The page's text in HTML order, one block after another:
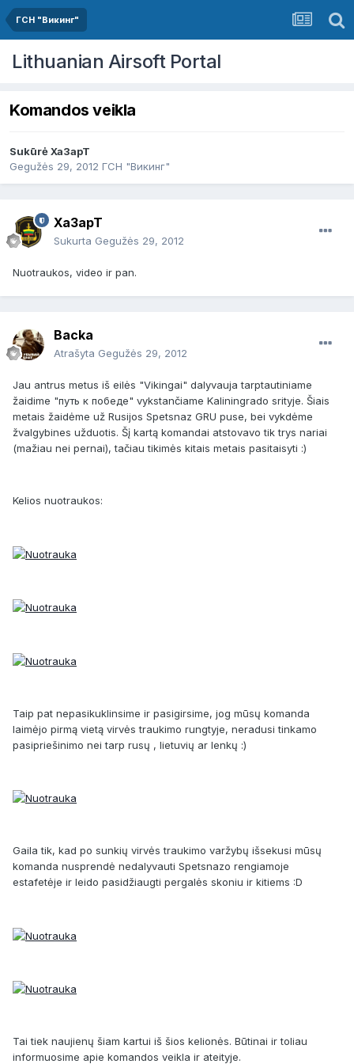
ГСН "Викинг"
Lithuanian Airsoft Portal
Komandos veikla
SukūrėXa3apT
Gegužės 29, 2012 ГСН "Викинг"
Xa3apT
Sukurta Gegužės 29, 2012
Nuotraukos, video ir pan.
Backa
Atrašyta Gegužės 29, 2012
Jau antrus metus iš eilės "Vikingai" dalyvauja tarptautiniame
žaidime "путь к победе" vykstančiame Kaliningrado srityje. Šiais
metais žaidėme už Rusijos Spetsnaz GRU puse, bei vykdėme
žvalgybines užduotis. Šį kartą komandai atstovavo tik trys nariai
(mažiau nei pernai), tačiau tikimės kitais metais pasitaisyti :)
Kelios nuotraukos:
Taip pat nepasikuklinsime ir pasigirsime, jog mūsų komanda
laimėjo pirmą vietą virvės traukimo rungtyje, neradusi tinkamo
pasipriešinimo nei tarp rusų , lietuvių ar lenkų :)
Gaila tik, kad po sunkių virvės traukimo varžybų išsekusi mūsų
komanda nusprendė nedalyvauti Spetsnazo rengiamoje
estafetėje ir leido pasidžiaugti pergalės skoniu ir kitiems :D
Tai tiek naujienų šiam kartui iš šios kelionės. Būtinai ir toliau
informuosime apie komandos veikla ir ateityje.